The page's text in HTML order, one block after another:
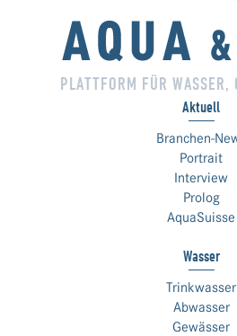
PLATTFORM FÜR WASSER,
Aktuell
Branchen-
Portrait
Interview
Prolog
AquaSuisse
Wasser
Trinkwasser
Abwasser
Gewässer